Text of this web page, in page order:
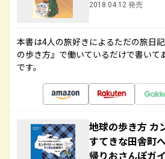
2018.04.12 発売
本書は4人の旅好きによるただの旅日
の歩き方』で働いているだけで書いて
です。
地球の歩き方 カ
すてきな田舎町
帰りおさんぽガ